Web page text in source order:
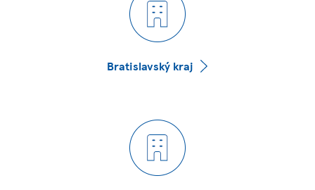
Bratislavský kraj